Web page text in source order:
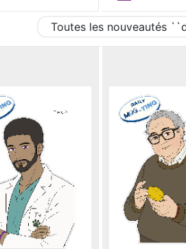
Toutes les nouveautés